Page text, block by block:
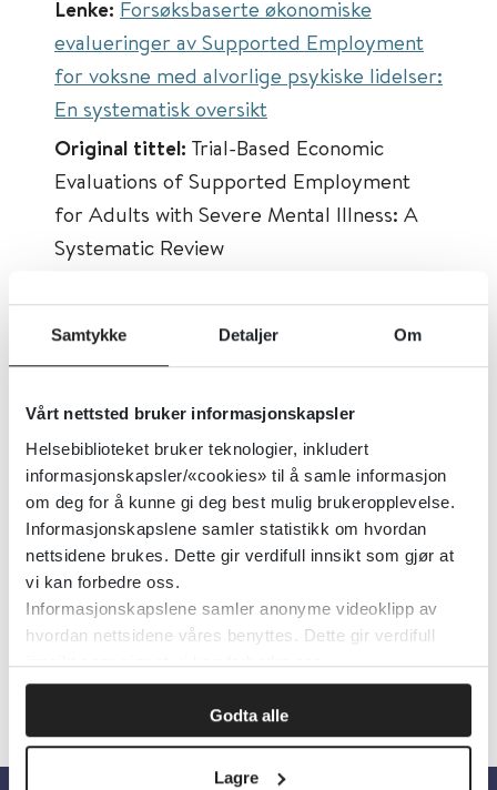
Samtykke Detaljer Om
Vårt nettsted bruker informasjonskapsler
Helsebiblioteket bruker teknologier, inkludert
informasjonskapsler/«cookies» til å samle informasjon
om deg for å kunne gi deg best mulig brukeropplevelse.
Informasjonskapslene samler statistikk om hvordan
nettsidene brukes. Dette gir verdifull innsikt som gjør at
vi kan forbedre oss.
Informasjonskapslene samler anonyme videoklipp av
hvordan nettsidene våres benyttes. Dette gir verdifull
innsikt som gjør at vi kan forbedre oss.
Godta alle
Lagre
Lenke: Forsøksbaserte økonomiske
evalueringer av Supported Employment
for voksne med alvorlige psykiske lidelser:
En systematisk oversikt
Original tittel: Trial-Based Economic
Evaluations of Supported Employment
for Adults with Severe Mental Illness: A
Systematic Review
Tema:Arbeidsinkludering
Emner:Psykisk helse, Supported
Dokumenttype: Oppsummert forskning
Utgiver:Administration and Policy in
Mental Health and Mental Health Services
Research
Språk:Engelsk